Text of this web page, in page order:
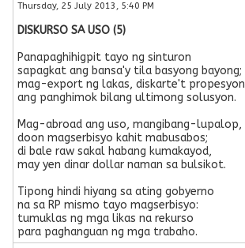
Thursday, 25 July 2013, 5:40 PM
DISKURSO SA USO (5)
Panapaghihigpit tayo ng sinturon
sapagkat ang bansa'y tila basyong bayong;
mag-export ng lakas, diskarte't propesyon
ang panghimok bilang ultimong solusyon.
Mag-abroad ang uso, mangibang-lupalop,
doon magserbisyo kahit mabusabos;
di bale raw sakal habang kumakayod,
may yen dinar dollar naman sa bulsikot.
Tipong hindi hiyang sa ating gobyerno
na sa RP mismo tayo magserbisyo:
tumuklas ng mga likas na rekurso
para paghanguan ng mga trabaho.